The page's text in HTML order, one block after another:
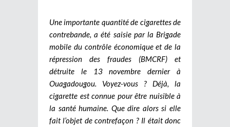
Une importante quantité de cigarettes de
contrebande, a été saisie par la Brigade
mobile du contrôle économique et de la
répression des fraudes (BMCRF) et
détruite le 13 novembre dernier à
Ouagadougou. Voyez-vous ? Déjà, la
cigarette est connue pour être nuisible à
la santé humaine. Que dire alors si elle
fait l’objet de contrefaçon ? Il était donc